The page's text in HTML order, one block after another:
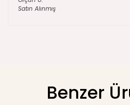
Satın Alınmış
Benzer